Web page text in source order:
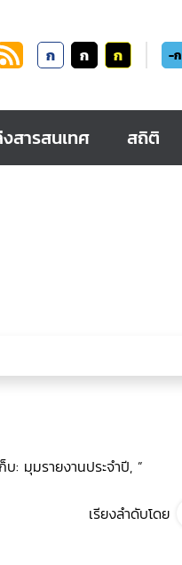
ก ก ก -ก
สารสนเทศ สถิติ
: มุมรายงานประจำปี, ”
เรียงลำดับโดย